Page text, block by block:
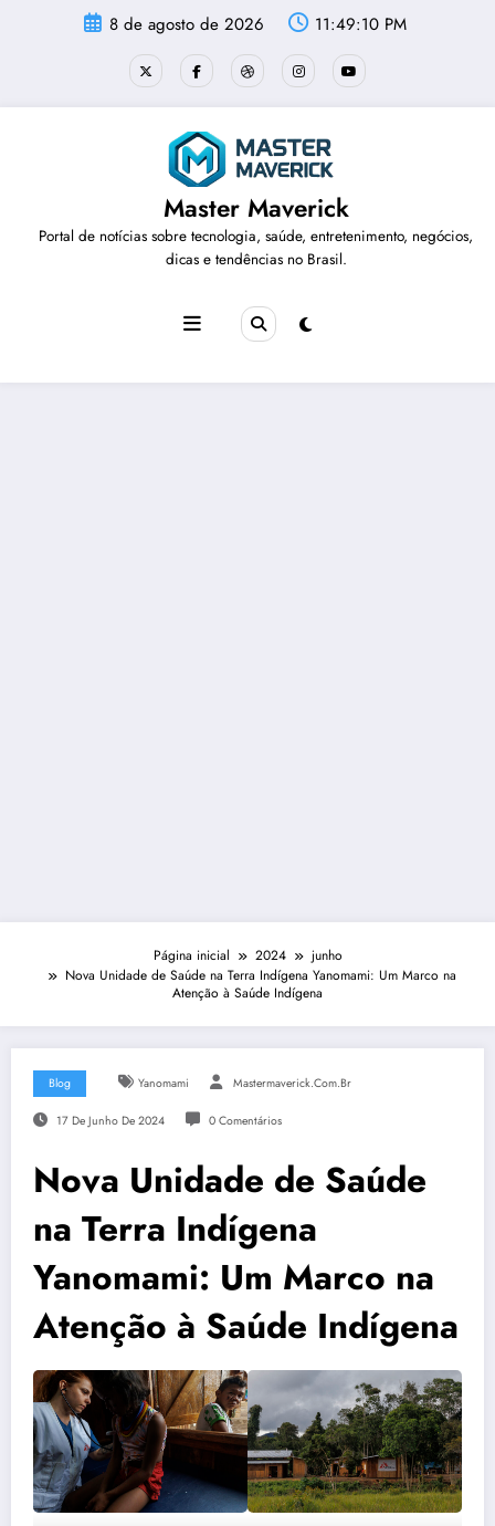
8 de agosto de 2026 11:49:11 PM
Master Maverick
Portal de notícias sobre tecnologia, saúde, entretenimento, negócios,
dicas e tendências no Brasil.
Página inicial 2024
junho
Nova Unidade de Saúde na Terra Indígena Yanomami: Um Marco na
Atenção à Saúde Indígena
Blog Yanomami Mastermaverick.com.br
17 De Junho De 2024 0 Comentários
Nova Unidade de Saúde
na Terra Indígena
Yanomami: Um Marco na
Atenção à Saúde Indígena